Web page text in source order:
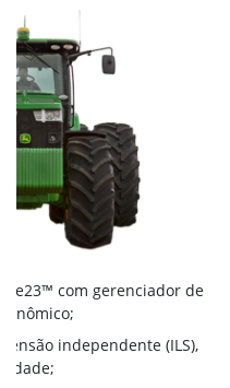
e23™ com gerenciador de
independente (ILS),